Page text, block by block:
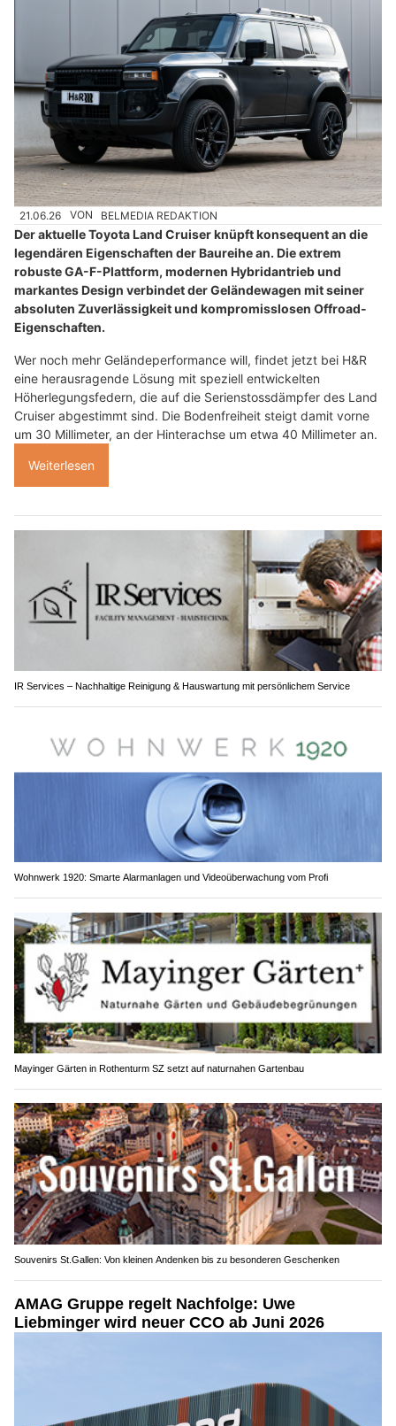
21.06.26 VON BELMEDIA REDAKTION
Der aktuelle Toyota Land Cruiser knüpft konsequent an die
legendären Eigenschaften der Baureihe an. Die extrem
robuste GA-F-Plattform, modernen Hybridantrieb und
markantes Design verbindet der Geländewagen mit seiner
absoluten Zuverlässigkeit und kompromisslosen Offroad-
Eigenschaften.
Wer noch mehr Geländeperformance will, findet jetzt bei H&R
eine herausragende Lösung mit speziell entwickelten
Höherlegungsfedern, die auf die Serienstossdämpfer des Land
Cruiser abgestimmt sind. Die Bodenfreiheit steigt damit vorne
um 30 Millimeter, an der Hinterachse um etwa 40 Millimeter an.
Weiterlesen
IR Services – Nachhaltige Reinigung & Hauswartung mit persönlichem Service
Wohnwerk 1920: Smarte Alarmanlagen und Videoüberwachung vom Profi
Mayinger Gärten in Rothenturm SZ setzt auf naturnahen Gartenbau
Souvenirs St.Gallen: Von kleinen Andenken bis zu besonderen Geschenken
AMAG Gruppe regelt Nachfolge: Uwe
Liebminger wird neuer CCO ab Juni 2026